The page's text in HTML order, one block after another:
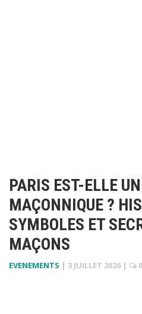
PARIS EST-ELLE
MAÇONNIQUE ?
SYMBOLES ET
MAÇONS
EVENEMENTS | 3 JUILLET 2026 | 0